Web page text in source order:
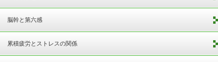
脳幹と第六感
累積疲労とストレスの関係